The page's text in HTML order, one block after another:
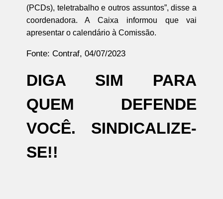
(PCDs), teletrabalho e outros assuntos”, disse a
coordenadora. A Caixa informou que vai
apresentar o calendário à Comissão.
Fonte: Contraf, 04/07/2023
DIGA SIM PARA
QUEM DEFENDE
VOCÊ. SINDICALIZE-
SE!!